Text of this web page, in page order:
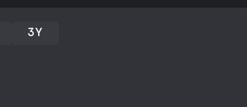
przypadła Ci do gustu,
3Y